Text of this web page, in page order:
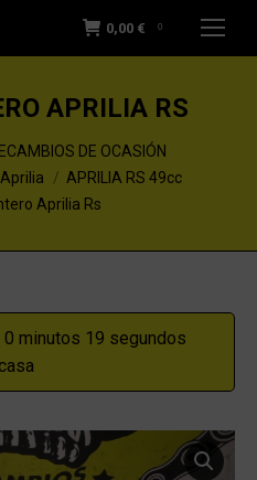
0,00 € 0
APRILIA RS
DE OCASIÓN
APRILIA RS 49cc
Aprilia Rs
minutos 18 segundos